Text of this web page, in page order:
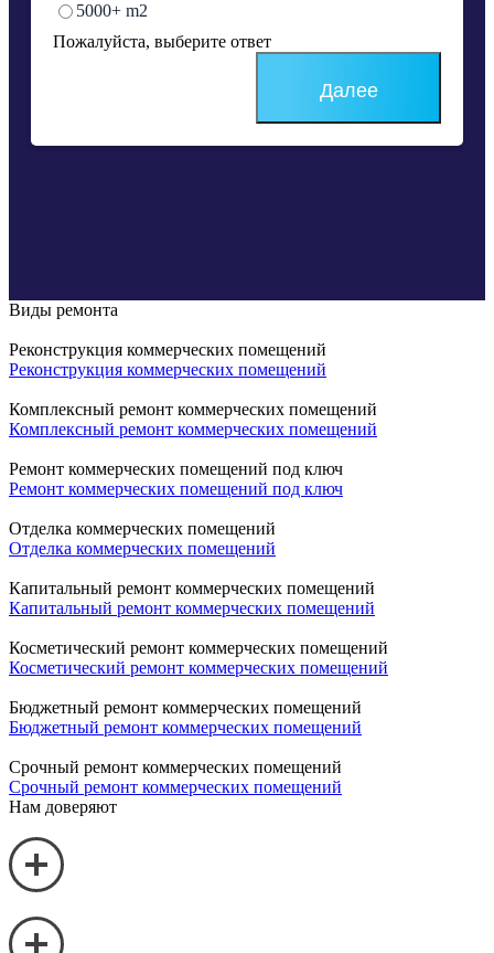
5000+ m2
Пожалуйста, выберите ответ
Далее
Виды ремонта
Реконструкция коммерческих помещений
Реконструкция коммерческих помещений
Комплексный ремонт коммерческих помещений
Комплексный ремонт коммерческих помещений
Ремонт коммерческих помещений под ключ
Ремонт коммерческих помещений под ключ
Отделка коммерческих помещений
Отделка коммерческих помещений
Капитальный ремонт коммерческих помещений
Капитальный ремонт коммерческих помещений
Косметический ремонт коммерческих помещений
Косметический ремонт коммерческих помещений
Бюджетный ремонт коммерческих помещений
Бюджетный ремонт коммерческих помещений
Срочный ремонт коммерческих помещений
Срочный ремонт коммерческих помещений
Нам доверяют